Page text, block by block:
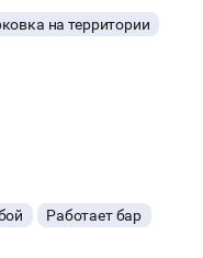
на территории
Работает бар